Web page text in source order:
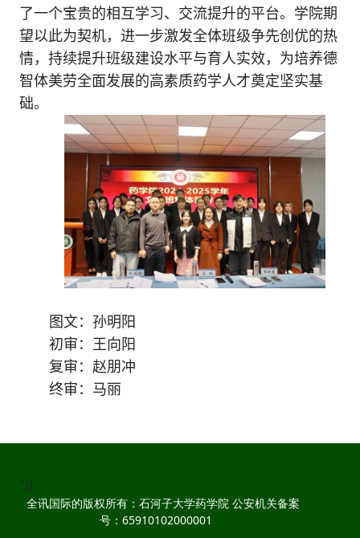
了一个宝贵的相互学习、交流提升的平台。学院期
望以此为契机，进一步激发全体班级争先创优的热
情，持续提升班级建设水平与育人实效，为培养德
智体美劳全面发展的高素质药学人才奠定坚实基
础。
图文：孙明阳
初审：王向阳
复审：赵朋冲
终审：马丽
"));
全讯国际的版权所有：石河子大学药学院 公安机关备案
号：65910102000001